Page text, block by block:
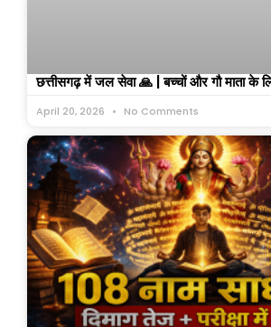
छत्तीसगढ़ में जल सेवा 🙏 | बच्चों और गौ माता के
April 20, 2026 No Comments